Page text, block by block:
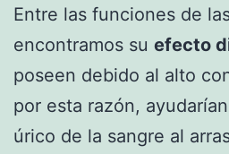
Entre las funciones de
encontramos su efecto
poseen debido al alto
por esta razón,
úrico de la sangre al